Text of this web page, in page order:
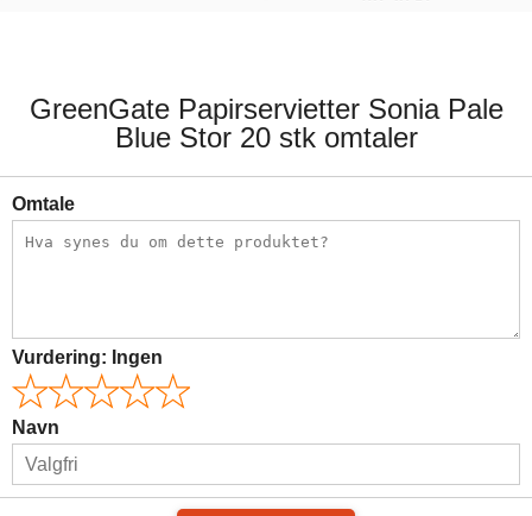
GreenGate Papirservietter Sonia Pale
Blue Stor 20 stk omtaler
Omtale
Vurdering: Ingen
Navn